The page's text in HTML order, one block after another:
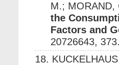
M.;
the
Factors and
20726643,
18.